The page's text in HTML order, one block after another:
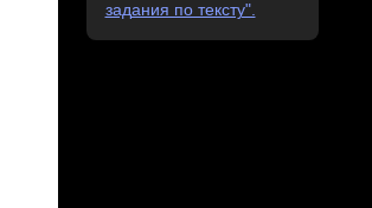
задания по тексту".